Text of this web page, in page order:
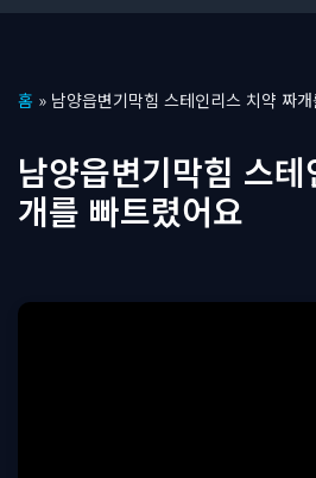
텐
로
건
기
홈 » 남양읍변기막힘 스테인리스 치약 짜
남양읍변기막힘 스
개를 빠트렸어요